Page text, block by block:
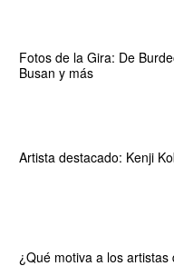
Fotos de la Gira: De
Busan y más
Artista destacado: Kenji
¿Qué motiva a los artistas